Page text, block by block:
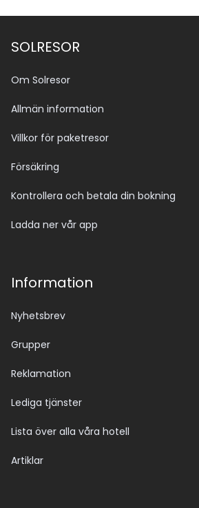
SOLRESOR
Om Solresor
Allmän information
Villkor för paketresor
Försäkring
Kontrollera och betala din bokning
Ladda ner vår app
Information
Nyhetsbrev
Grupper
Reklamation
Lediga tjänster
Lista över alla våra hotell
Artiklar